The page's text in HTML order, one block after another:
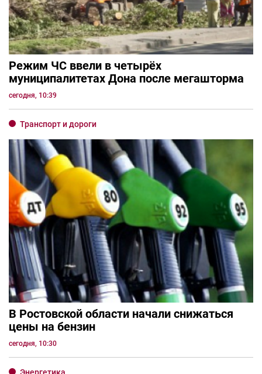
Режим ЧС ввели в четырёх
муниципалитетах Дона после мегашторма
сегодня, 10:39
Транспорт и дороги
В Ростовской области начали снижаться
цены на бензин
сегодня, 10:30
Энергетика